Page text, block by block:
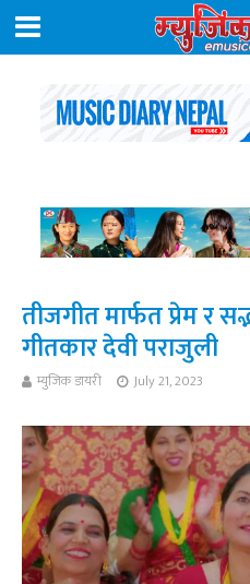
तीजगीत मार्फत प्रेम र
गीतकार देवी पराजुली
म्युजिक डायरी July 21, 2023